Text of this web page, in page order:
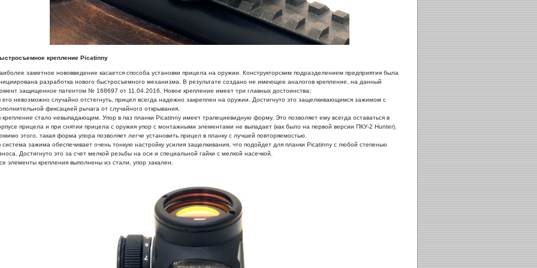
крепление Picatinny
заметное нововведение касается способа установки прицела на оружии. Конструкторским подразделением предприятия была
разработка нового быстросъемного механизма. В результате создано не имеющее аналогов крепление, на данный
защищенное патентом № 168697 от 11.04.2016. Новое крепление имеет три главных достоинства:
его невозможно случайно отстегнуть, прицел всегда надежно закреплен на оружии. Достигнуто это защелкивающимся зажимом с
фиксацией рычага от случайного открывания.
крепление стало невыпадающим. Упор в паз планки Picatinny имеет трапециевидную форму. Это позволяет ему всегда оставаться в
прицела и при снятии прицела с оружия упор с монтажными элементами не выпадает (как было на первой версии ПКУ-2 Hunter).
этого, такая форма упора позволяет легче установить прицел в планку с лучшей повторяемостью.
система зажима обеспечивает очень тонкую настройку усилия защелкивания, что подойдет для планки Picatinny с любой степенью
Достигнуто это за счет мелкой резьбы на оси и специальной гайки с мелкой насечкой.
элементы крепления выполнены из стали, упор закален.